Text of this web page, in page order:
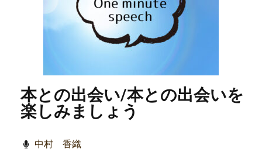
本との出会い/本との出会いを
楽しみましょう
中村 香織